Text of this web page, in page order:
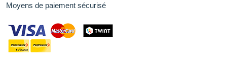
Moyens de paiement sécurisé